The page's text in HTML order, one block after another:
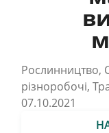
Рослинництво,
різноробочі,
07.10.2021